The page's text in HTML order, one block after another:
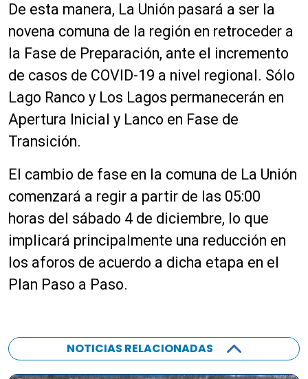
De esta manera, La Unión pasará a ser la
novena comuna de la región en retroceder a
la Fase de Preparación, ante el incremento
de casos de COVID-19 a nivel regional. Sólo
Lago Ranco y Los Lagos permanecerán en
Apertura Inicial y Lanco en Fase de
Transición.
El cambio de fase en la comuna de La Unión
comenzará a regir a partir de las 05:00
horas del sábado 4 de diciembre, lo que
implicará principalmente una reducción en
los aforos de acuerdo a dicha etapa en el
Plan Paso a Paso.
NOTICIAS RELACIONADAS